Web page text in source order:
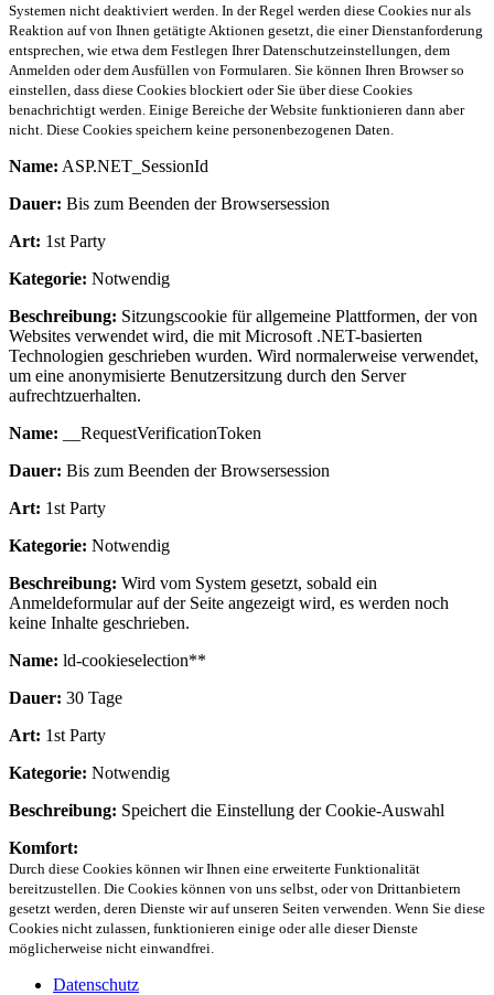
Systemen nicht deaktiviert werden. In der Regel werden diese Cookies nur als
Reaktion auf von Ihnen getätigte Aktionen gesetzt, die einer Dienstanforderung
entsprechen, wie etwa dem Festlegen Ihrer Datenschutzeinstellungen, dem
Anmelden oder dem Ausfüllen von Formularen. Sie können Ihren Browser so
einstellen, dass diese Cookies blockiert oder Sie über diese Cookies
benachrichtigt werden. Einige Bereiche der Website funktionieren dann aber
nicht. Diese Cookies speichern keine personenbezogenen Daten.
Name: ASP.NET_SessionId
Dauer: Bis zum Beenden der Browsersession
Art: 1st Party
Kategorie: Notwendig
Beschreibung: Sitzungscookie für allgemeine Plattformen, der von
Websites verwendet wird, die mit Microsoft .NET-basierten
Technologien geschrieben wurden. Wird normalerweise verwendet,
um eine anonymisierte Benutzersitzung durch den Server
aufrechtzuerhalten.
Name: __RequestVerificationToken
Dauer: Bis zum Beenden der Browsersession
Art: 1st Party
Kategorie: Notwendig
Beschreibung: Wird vom System gesetzt, sobald ein
Anmeldeformular auf der Seite angezeigt wird, es werden noch
keine Inhalte geschrieben.
Name: ld-cookieselection**
Dauer: 30 Tage
Art: 1st Party
Kategorie: Notwendig
Beschreibung: Speichert die Einstellung der Cookie-Auswahl
Komfort:
Durch diese Cookies können wir Ihnen eine erweiterte Funktionalität
bereitzustellen. Die Cookies können von uns selbst, oder von Drittanbietern
gesetzt werden, deren Dienste wir auf unseren Seiten verwenden. Wenn Sie diese
Cookies nicht zulassen, funktionieren einige oder alle dieser Dienste
möglicherweise nicht einwandfrei.
Datenschutz